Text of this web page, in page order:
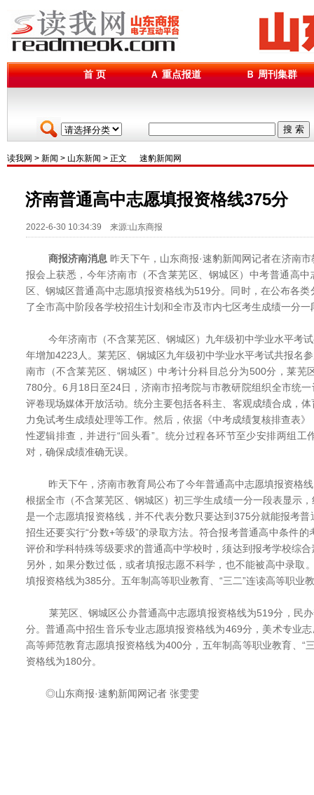
首 页 Ａ 重点报道 Ｂ 周刊集群
搜 索
读我网 > 新闻 > 山东新闻 > 正文 速豹新闻网
济南普通高中志愿填报资格线375分
2022-6-30 10:34:39 来源:山东商报
商报济南消息 昨天下午，山东商报·速豹新闻网记者在济南
报会上获悉，今年济南市（不含莱芜区、钢城区）中考普通高
区、钢城区普通高中志愿填报资格线为519分。同时，在公布各
了全市高中阶段各学校招生计划和全市及市内七区考生成绩一分一
今年济南市（不含莱芜区、钢城区）九年级初中学业水平考试
年增加4223人。莱芜区、钢城区九年级初中学业水平考试共报名
南市（不含莱芜区、钢城区）中考计分科目总分为500分，莱芜
780分。6月18日至24日，济南市招考院与市教研院组织全市统
评卷现场媒体开放活动。统分主要包括各科主、客观成绩合成，
力免试考生成绩处理等工作。然后，依据《中考成绩复核排查表
性逻辑排查，并进行“回头看”。统分过程各环节至少安排两组工
对，确保成绩准确无误。
昨天下午，济南市教育局公布了今年普通高中志愿填报资格线
根据全市（不含莱芜区、钢城区）初三学生成绩一分一段表显示
是一个志愿填报资格线，并不代表分数只要达到375分就能报考
招生还要实行“分数+等级”的录取方法。符合报考普通高中条件
评价和学科特殊等级要求的普通高中学校时，须达到报考学校综
另外，如果分数过低，或者填报志愿不科学，也不能被高中录取
填报资格线为385分。五年制高等职业教育、“三二”连读高等职业
莱芜区、钢城区公办普通高中志愿填报资格线为519分，民办
分。普通高中招生音乐专业志愿填报资格线为469分，美术专业
高等师范教育志愿填报资格线为400分，五年制高等职业教育、“
资格线为180分。
◎山东商报·速豹新闻网记者 张雯雯